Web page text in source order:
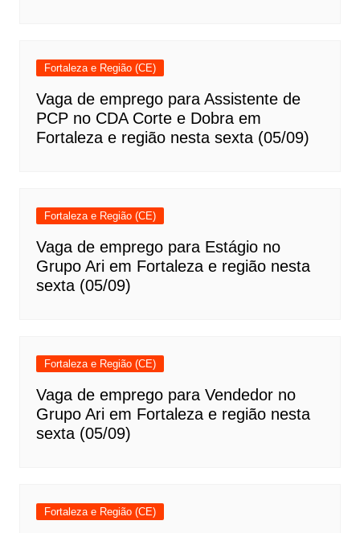
Fortaleza e Região (CE)
Vaga de emprego para Assistente de
PCP no CDA Corte e Dobra em
Fortaleza e região nesta sexta (05/09)
Fortaleza e Região (CE)
Vaga de emprego para Estágio no
Grupo Ari em Fortaleza e região nesta
sexta (05/09)
Fortaleza e Região (CE)
Vaga de emprego para Vendedor no
Grupo Ari em Fortaleza e região nesta
sexta (05/09)
Fortaleza e Região (CE)